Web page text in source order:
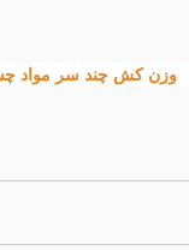
وزن کش چند سر مواد